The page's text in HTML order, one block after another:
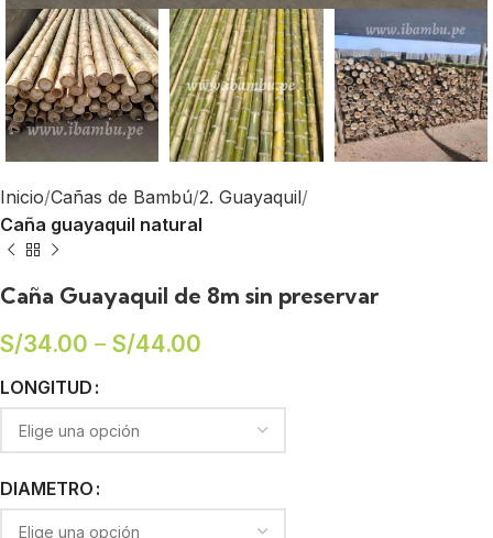
Inicio Cañas de Bambú 2. Guayaquil
Caña guayaquil natural
Caña Guayaquil de 8m sin preservar
S/34.00 – S/44.00
LONGITUD
DIAMETRO